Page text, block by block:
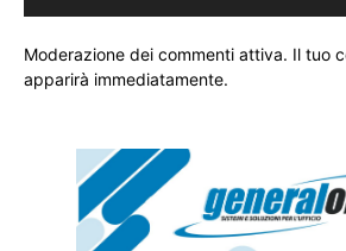
Moderazione dei commenti attiva. Il tuo
apparirà immediatamente.